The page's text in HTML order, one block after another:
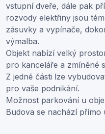
vstupní dveře, dále pak
rozvody elektřiny jsou
zásuvky a vypínače,
výmalba.
Objekt nabízí velký
pro kanceláře a zmíněné
Z jedné části lze
pro vaše podnikání.
Možnost parkování u
Budova se nachází přímo